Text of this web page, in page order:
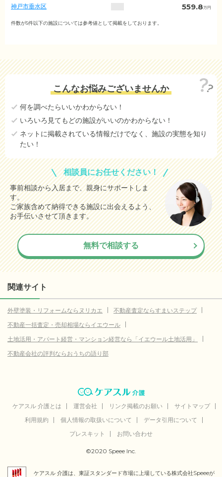
村
神戸市垂水区 559.8万円
神戸市須磨区
2.9
川西市 1.3
(参考値) 246.7
神戸市中央区(参考値)
芦屋市(参考値)
伊丹市(参考値) 200.0万円
加古川市(参考値) 435.0万円
たつの市(参考値) 365.0
川辺郡猪名川町(参考値) 1,500.0万円
神戸市兵庫区 データなし
神戸市北区 データなし
洲本市 データなし
相生市
豊岡市 データなし
西脇市 データなし
三木市
データなし
加西市 データなし
丹波篠山市 データなし
データなし
データなし
南あわじ市 データなし
件数が5件以下の施設については参考値として掲載をしております。
こんなお悩みございませんか
何を調べたらいいかわからない！
いろいろ見てもどの施設がいいのかわからない！
ネットに掲載されている情報だけでなく、施設の実態を知り
たい！
相談員にお任せください！
事前相談から入居まで、親身にサポートしま
す。
ご家族含めて納得できる施設に出会えるよう、
お手伝いさせて頂きます。
無料で相談する
関連サイト
外壁塗装・リフォームならヌリカエ
不動産査定ならすまいステップ
不動産一括査定・売却相場ならイエウール
土地活用・アパート経営・マンション経営なら「イエウール土地活用」
不動産会社の評判ならおうちの語り部
ケアスル 介護とは 運営会社 リンク掲載のお願い
サイトマップ
利用規約
個人情報の取扱いについて
データ引用について
プレスキット
お問い合わせ
©2020 Speee Inc.
ケアスル 介護は、東証スタンダード市場に上場している株式会社Speeeが